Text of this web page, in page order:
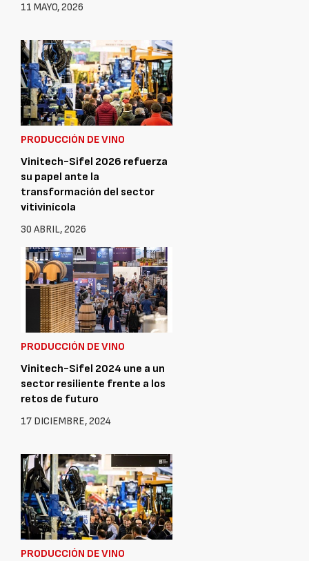
11 MAYO, 2026
PRODUCCIÓN DE VINO
Vinitech-Sifel 2026 refuerza
su papel ante la
transformación del sector
vitivinícola
30 ABRIL, 2026
PRODUCCIÓN DE VINO
Vinitech-Sifel 2024 une a un
sector resiliente frente a los
retos de futuro
17 DICIEMBRE, 2024
PRODUCCIÓN DE VINO